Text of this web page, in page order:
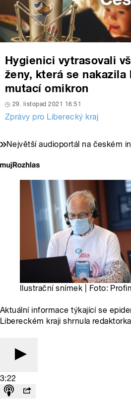
Hygienici vytrasovali
ženy, která se nakazila
mutací omikron
29. listopad 2021 16:51
Zprávy pro Liberecký kraj
Největší audioportál na českém
Ilustrační snímek | Foto:
Aktuální informace týkající se
Libereckém kraji shrnula
3:22